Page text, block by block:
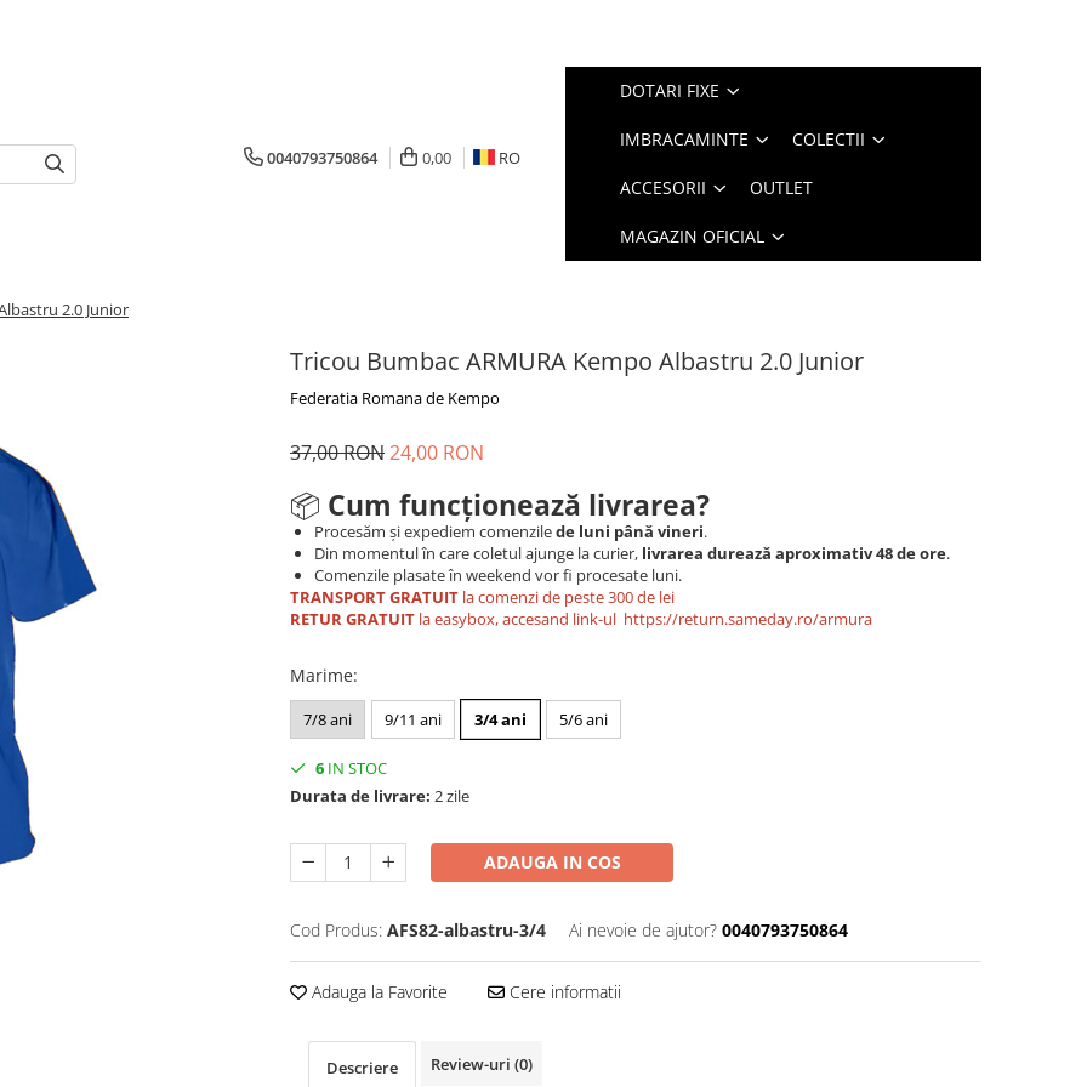
0040793750864 0,00 RO
DOTARI FIXE
IMBRACAMINTE COLECTII
ACCESORII OUTLET
MAGAZIN OFICIAL
2.0 Junior
Tricou Bumbac ARMURA Kempo Albastru 2.0 Junior
Federatia Romana de Kempo
37,00 RON24,00 RON
📦 Cum funcționează livrarea?
Procesăm și expediem comenzilede luni până vineri.
Din momentul în care coletul ajunge la curier, livrarea durează aproximativ 48 de ore.
Comenzile plasate în weekend vor fi procesate luni.
TRANSPORT GRATUIT la comenzi de peste 300 de lei
RETUR GRATUIT la easybox, accesand link-ul https://return.sameday.ro/armura
Marime:
7/8 ani 9/11 ani 3/4 ani 5/6 ani
6 IN STOC
Durata de livrare: 2 zile
ADAUGA IN COS
Cod Produs: AFS82-albastru-3/4 Ai nevoie de ajutor? 0040793750864
Adauga la Favorite Cere informatii
Descriere Review-uri (0)